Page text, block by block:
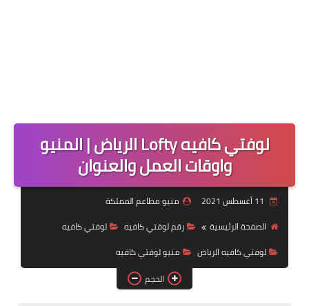
لوفتي كافيه Lofty الرياض | المنيو
واوقات العمل والعنوان
منيو مطاعم المملكة
الصفحة الرئيسية
رقم لوفتي كافيه
لوفتي كافيه
لوفتي كافيه الرياض
منيو لوفتي كافيه
الحجم